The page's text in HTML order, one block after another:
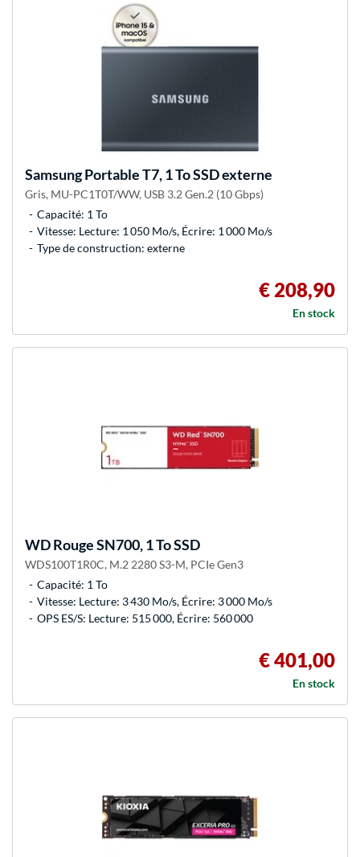
SamsungPortable T7, 1 To SSD externe
Gris, MU-PC1T0T/WW, USB 3.2 Gen.2 (10 Gbps)
Capacité: 1 To
Vitesse: Lecture: 1 050 Mo/s, Écrire: 1 000 Mo/s
Type de construction: externe
€ 208,90
En stock
WDRouge SN700, 1 To SSD
WDS100T1R0C, M.2 2280 S3-M, PCIe Gen3
Capacité: 1 To
Vitesse: Lecture: 3 430 Mo/s, Écrire: 3 000 Mo/s
OPS ES/S: Lecture: 515 000, Écrire: 560 000
€ 401,00
En stock